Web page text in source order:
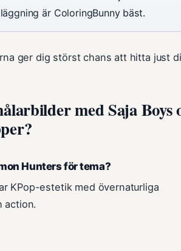
är ColoringBunny bäst.
ger dig störst chans att hitta just
med Saja Boys
Hunters för tema?
KPop-estetik med övernaturliga
action.